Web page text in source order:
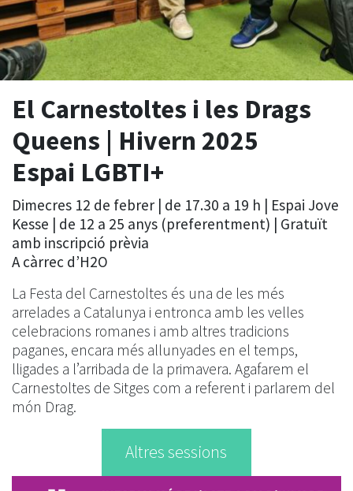
El Carnestoltes i les Drags
Queens | Hivern 2025
Espai LGBTI+
Dimecres 12 de febrer | de 17.30 a 19 h | Espai Jove
Kesse | de 12 a 25 anys (preferentment) | Gratuït
amb inscripció prèvia
A càrrec d’H2O
La Festa del Carnestoltes és una de les més
arrelades a Catalunya i entronca amb les velles
celebracions romanes i amb altres tradicions
paganes, encara més allunyades en el temps,
lligades a l’arribada de la primavera. Agafarem el
Carnestoltes de Sitges com a referent i parlarem del
món Drag.
Altres sessions